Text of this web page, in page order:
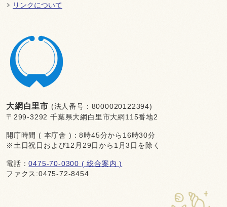
リンクについて
大網白里市 (法人番号：8000020122394)
〒299-3292 千葉県大網白里市大網115番地2
開庁時間 ( 本庁舎 )：8時45分から16時30分
※土日祝日および12月29日から1月3日を除く
電話：0475-70-0300 ( 総合案内 )
ファクス:0475-72-8454